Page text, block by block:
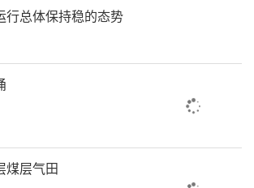
，每日开工前开展安全技术交
人员状态排查，班中落实巡回
守，班后总结隐患整改、任务
闭环管理。推行“零三违”班
度案例研判机制，对施工中的
分析、靶向整改；划分6个施工
员职责，实现现场隐患“即时
行总体保持稳的态势
煤层气田